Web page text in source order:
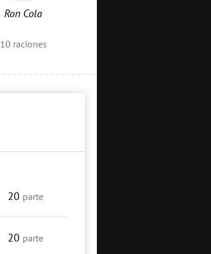
Ron Cola
10 raciones
20 parte
20 parte